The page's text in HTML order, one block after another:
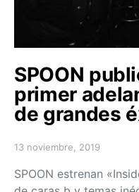
SPOON
primer
de grandes
Posted on
13 noviembre, 2019
SPOON estrenan